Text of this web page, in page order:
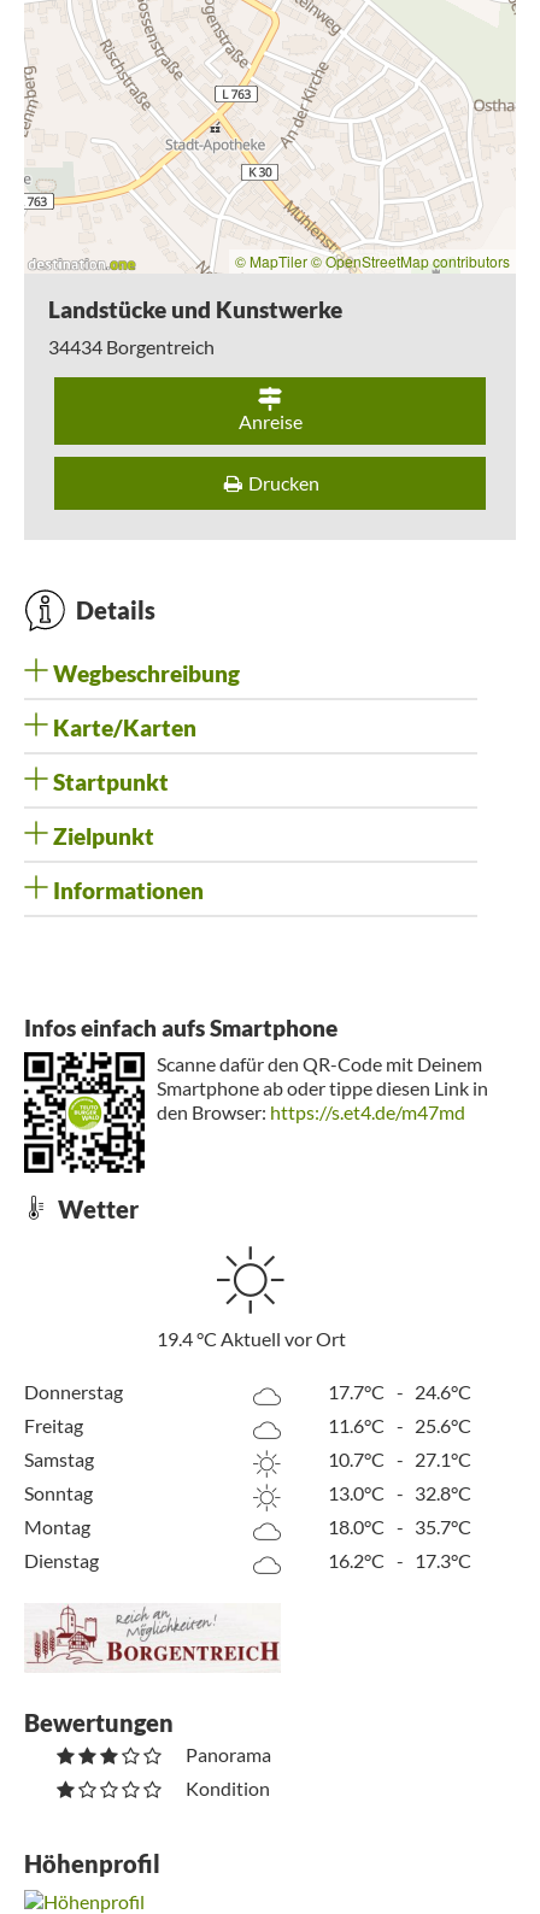
© MapTiler© OpenStreetMap contributors
Landstücke und Kunstwerke
34434 Borgentreich
Anreise
Drucken
Details
Wegbeschreibung
Karte/Karten
Startpunkt
Zielpunkt
Informationen
Infos einfach aufs Smartphone
Scanne dafür den QR-Code mit Deinem
Smartphone ab oder tippe diesen Link in
den Browser: https://s.et4.de/m47md
Wetter
19.4°C Aktuell vor Ort
Donnerstag 17.7°C - 24.6°C
Freitag
11.6°C - 25.6°C
Samstag
10.7°C - 27.1°C
Sonntag
13.0°C - 32.8°C
Montag
18.0°C - 35.7°C
Dienstag
16.2°C - 17.3°C
Bewertungen
Panorama
Kondition
Höhenprofil